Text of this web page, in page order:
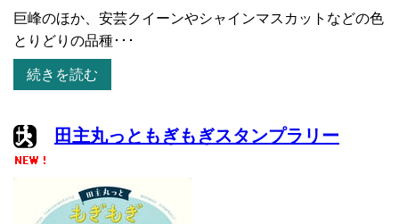
巨峰のほか、安芸クイーンやシャインマスカットなどの色
とりどりの品種･･･
続きを読む
田主丸っともぎもぎスタンプラリー